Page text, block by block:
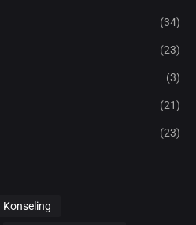
(34)
(23)
(3)
(21)
(23)